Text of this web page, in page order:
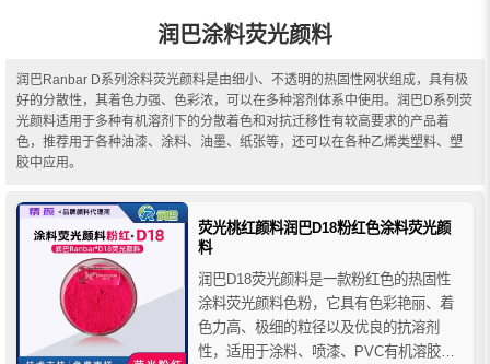
润巴涂料荧光颜料
润巴Ranbar D系列涂料荧光颜料是由细小、不透明的热固性网状组成，具有极
好的分散性，其着色力强、色彩浓，可以在多种溶剂体系中使用。润巴D系列荧
光颜料适用于多种有机溶剂下的分散着色和对抗迁移性有较高要求的产品着
色，推荐用于各种油漆、涂料、油墨、纸张等，还可以在各种乙烯类塑料、塑
胶中应用。
荧光桃红颜料润巴D18粉红色涂料荧光颜
料
润巴D18荧光颜料是一款粉红色的热固性
涂料荧光颜料色粉，它具有色彩艳丽、着
色力高、极细的粒径以及优良的抗溶剂
性，适用于涂料、喷漆、PVC有机溶胶、